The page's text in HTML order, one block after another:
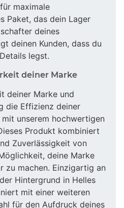
maximale
Paket, das dein Lager
deines
deinen Kunden, dass du
legst.
deiner Marke
deiner Marke und
die Effizienz deiner
unserem hochwertigen
Produkt kombiniert
Zuverlässigkeit von
deine Marke
zu machen. Einzigartig an
Hintergrund in Helles
mit einer weiteren
für den Aufdruck deines